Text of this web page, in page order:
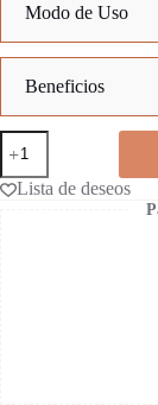
Modo de Uso
2.
Beneficios
Neutraliza los
Repara el
Anti
Yellow
Shampoo
250
Lista de deseos